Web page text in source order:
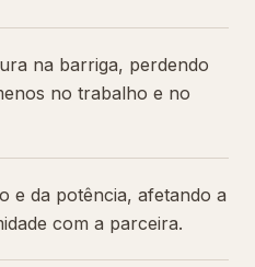
na barriga, perdendo
no trabalho e no
e da potência, afetando a
com a parceira.